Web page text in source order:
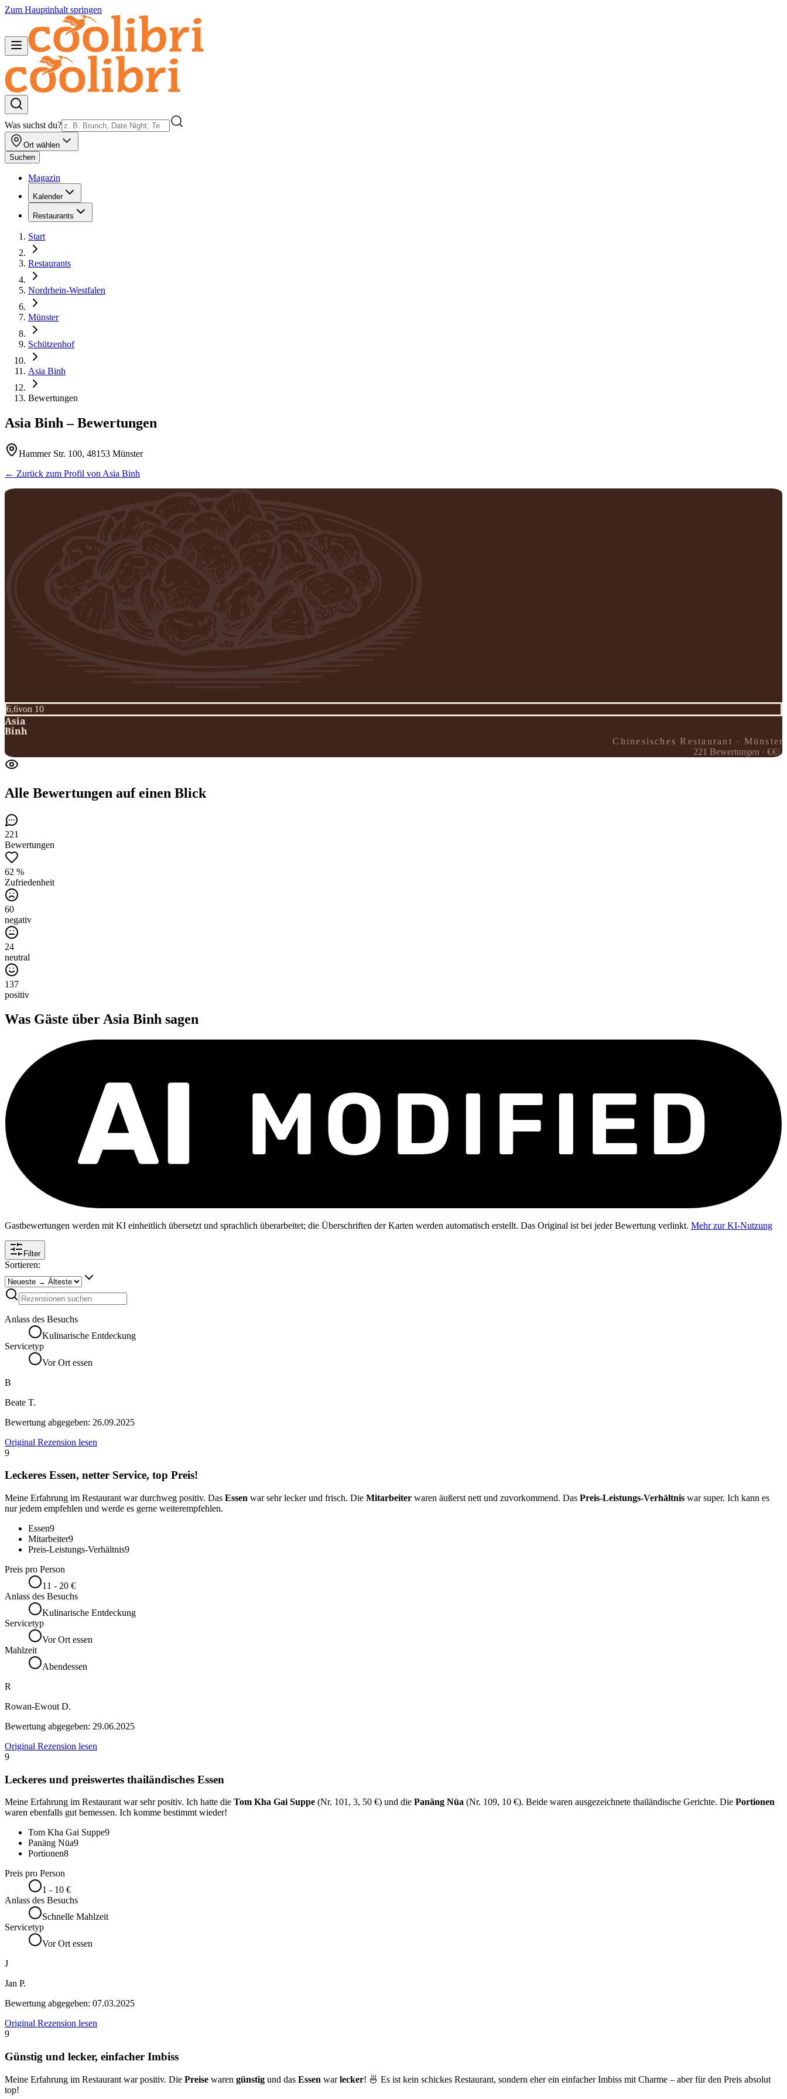
Zum Hauptinhalt springen
Was suchst du?
Ort wählen
Suchen
Magazin
Kalender
Restaurants
Start
Restaurants
Nordrhein-Westfalen
Münster
Schützenhof
Asia Binh
Bewertungen
Asia Binh – Bewertungen
Hammer Str. 100, 48153 Münster
← Zurück zum Profil von Asia Binh
6,6von 10
Asia
Binh
Chinesisches Restaurant · Münster
221 Bewertungen ·€€€
Alle Bewertungen auf einen Blick
221
Bewertungen
62 %
Zufriedenheit
60
negativ
24
neutral
137
positiv
Was Gäste überAsia Binh sagen
Gastbewertungen werden mit KI einheitlich übersetzt und sprachlich überarbeitet; die Überschriften der Karten werden automatisch erstellt. Das Original ist bei jeder Bewertung verlinkt. Mehr zur KI-Nutzung
Filter
Sortieren:
Anlass des Besuchs
Kulinarische Entdeckung
Servicetyp
Vor Ort essen
B
Beate T.
Bewertung abgegeben: 26.09.2025
Original Rezension lesen
9
Leckeres Essen, netter Service, top Preis!
Meine Erfahrung im Restaurant war durchweg positiv. Das Essen war sehr lecker und frisch. Die Mitarbeiter waren äußerst nett und zuvorkommend. Das Preis-Leistungs-Verhältnis war super. Ich kann es
nur jedem empfehlen und werde es gerne weiterempfehlen.
Essen9
Mitarbeiter9
Preis-Leistungs-Verhältnis9
Preis pro Person
11 - 20 €
Anlass des Besuchs
Kulinarische Entdeckung
Servicetyp
Vor Ort essen
Mahlzeit
Abendessen
R
Rowan-Ewout D.
Bewertung abgegeben: 29.06.2025
Original Rezension lesen
9
Leckeres und preiswertes thailändisches Essen
Meine Erfahrung im Restaurant war sehr positiv. Ich hatte die Tom Kha Gai Suppe (Nr. 101, 3, 50 €) und die Panäng Nüa (Nr. 109, 10 €). Beide waren ausgezeichnete thailändische Gerichte. Die Portionen
waren ebenfalls gut bemessen. Ich komme bestimmt wieder!
Tom Kha Gai Suppe9
Panäng Nüa9
Portionen8
Preis pro Person
1 - 10 €
Anlass des Besuchs
Schnelle Mahlzeit
Servicetyp
Vor Ort essen
J
Jan P.
Bewertung abgegeben: 07.03.2025
Original Rezension lesen
9
Günstig und lecker, einfacher Imbiss
Meine Erfahrung im Restaurant war positiv. Die Preise waren günstig und das Essen warlecker! 🍜 Es ist kein schickes Restaurant, sondern eher ein einfacher Imbiss mit Charme – aber für den Preis absolut
top!